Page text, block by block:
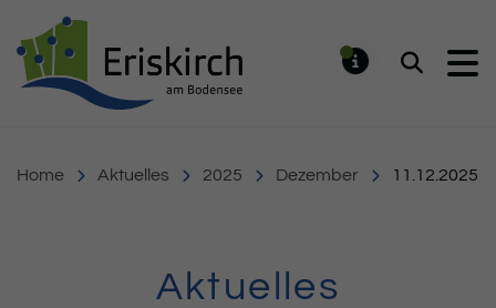
Suchen
Home Aktuelles 2025 Dezember 11.12.2025
Aktuelles